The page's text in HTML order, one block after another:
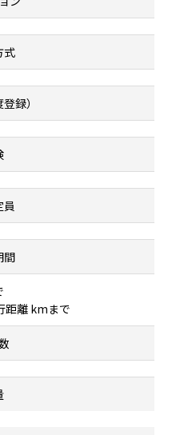
式
録）
員
間
距離 kmまで